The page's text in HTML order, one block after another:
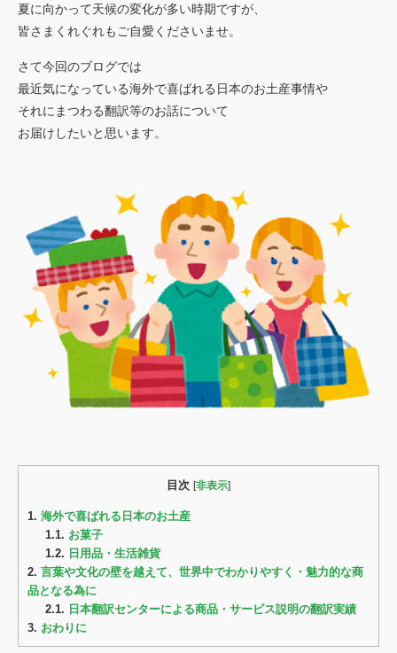
夏に向かって天候の変化が多い時期ですが、
皆さまくれぐれもご自愛くださいませ。
さて今回のブログでは
最近気になっている海外で喜ばれる日本のお土産事情や
それにまつわる翻訳等のお話について
お届けしたいと思います。
目次 [非表示]
1. 海外で喜ばれる日本のお土産
1.1. お菓子
1.2. 日用品・生活雑貨
2. 言葉や文化の壁を越えて、世界中でわかりやすく・魅力的な商
品となる為に
2.1. 日本翻訳センターによる商品・サービス説明の翻訳実績
3. おわりに